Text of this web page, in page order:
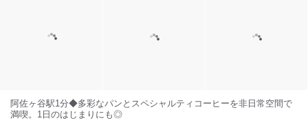
阿佐ヶ谷駅1分◆多彩なパンとスペシャルティコーヒーを非日常空間で
満喫。1日のはじまりにも◎